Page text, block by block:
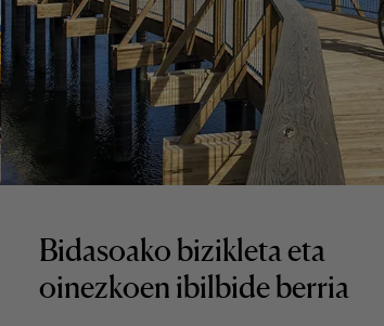
Bidasoako bizikleta eta
oinezkoen ibilbide berria